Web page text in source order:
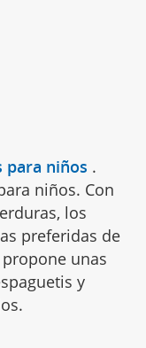
para niños .
niños. Con
los
preferidas de
unas
y